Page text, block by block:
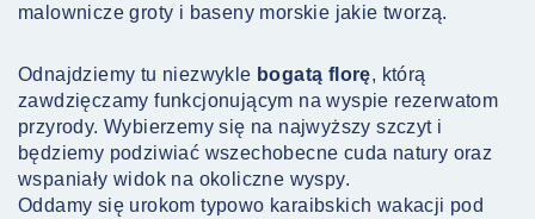
malownicze groty i baseny morskie jakie tworzą.
Odnajdziemy tu niezwykle bogatą florę, którą
zawdzięczamy funkcjonującym na wyspie rezerwatom
przyrody. Wybierzemy się na najwyższy szczyt i
będziemy podziwiać wszechobecne cuda natury oraz
wspaniały widok na okoliczne wyspy.
Oddamy się urokom typowo karaibskich wakacji pod